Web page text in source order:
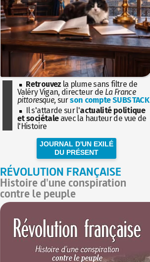
Retrouvez la plume sans filtre de
Valéry Vigan, directeur de La France
pittoresque, surson compte SUBSTACK
Il s'attarde sur l'actualité politique
et sociétaleavec la hauteur de vue de
l'Histoire
JOURNAL D'UN EXILÉ
DU PRÉSENT
RÉVOLUTION FRANÇAISE
Histoire d'une conspiration
contre le peuple